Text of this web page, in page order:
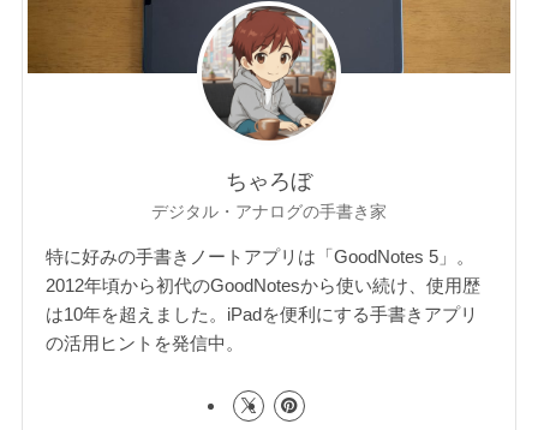
ちゃろぼ
デジタル・アナログの手書き家
特に好みの手書きノートアプリは「GoodNotes 5」。
2012年頃から初代のGoodNotesから使い続け、使用歴
は10年を超えました。iPadを便利にする手書きアプリ
の活用ヒントを発信中。